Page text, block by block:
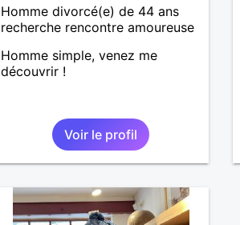
Homme divorcé(e) de 44 ans
recherche rencontre amoureuse
Homme simple, venez me
découvrir !
Voir le profil